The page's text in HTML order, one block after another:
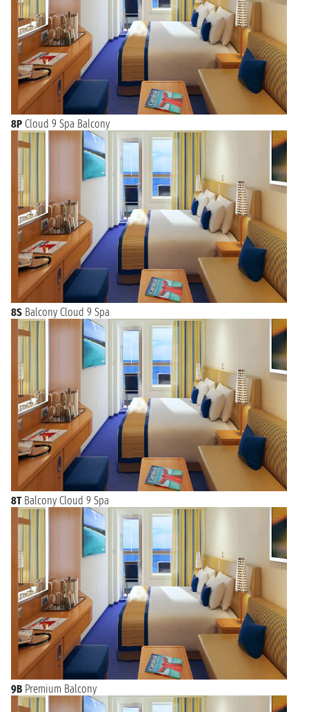
8P Cloud 9 Spa Balcony
8S Balcony Cloud 9 Spa
8T Balcony Cloud 9 Spa
9B Premium Balcony